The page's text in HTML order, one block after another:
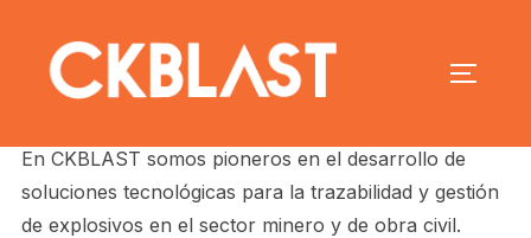
En CKBLAST somos pioneros en el desarrollo de
soluciones tecnológicas para la trazabilidad y gestión
de explosivos en el sector minero y de obra civil.